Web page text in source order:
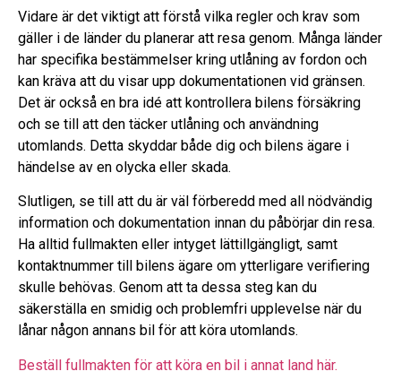
Vidare är det viktigt att förstå vilka regler och krav som
gäller i de länder du planerar att resa genom. Många länder
har specifika bestämmelser kring utlåning av fordon och
kan kräva att du visar upp dokumentationen vid gränsen.
Det är också en bra idé att kontrollera bilens försäkring
och se till att den täcker utlåning och användning
utomlands. Detta skyddar både dig och bilens ägare i
händelse av en olycka eller skada.
Slutligen, se till att du är väl förberedd med all nödvändig
information och dokumentation innan du påbörjar din resa.
Ha alltid fullmakten eller intyget lättillgängligt, samt
kontaktnummer till bilens ägare om ytterligare verifiering
skulle behövas. Genom att ta dessa steg kan du
säkerställa en smidig och problemfri upplevelse när du
lånar någon annans bil för att köra utomlands.
Beställ fullmakten för att köra en bil i annat land här.